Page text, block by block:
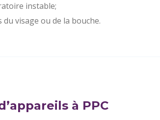
instable;
visage ou de la bouche.
à PPC